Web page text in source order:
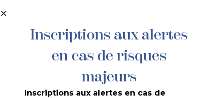
principal
SG – 143/2025 – Changement d’un
modèle de véhicule équipé en Taxi
Inscriptions aux alertes
en cas de risques
majeurs
Inscriptions aux alertes en cas de